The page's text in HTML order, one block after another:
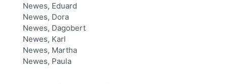
Newes, Eduard
Newes, Dora
Newes, Dagobert
Newes, Karl
Newes, Martha
Newes, Paula